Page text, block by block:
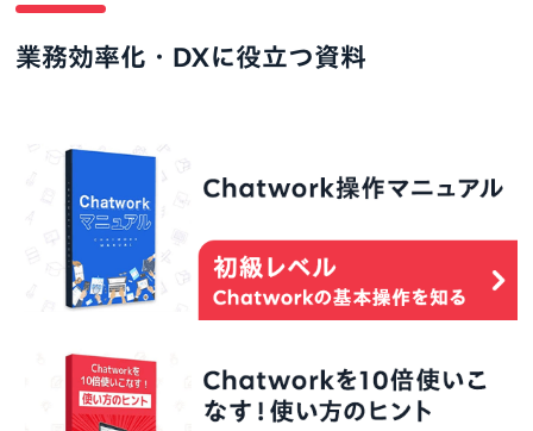
業務効率化・DXに役立つ資料